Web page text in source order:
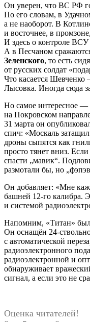
Он уверен, что ВС РФ
По его словам, в
а не наоборот. В
и восточнее, в
И здесь о контроле
А в Песчаном
Зеленского, то есть
от русских солдат
Что касается Шевченко
Лысовка. Иногда сюда
Но самое интересное
на Покровском
31 марта он
спич: «Москаль
дроны сыпятся как
просто тянет вниз. Если
спасти „мавик“.
размотали бы, но
Он добавляет: «Мне
башней 12-го калибра.
и системой
Напомним, «Титан» был
Он оснащён 24-
с автоматической
радиоэлектронного
радиоэлектронной и
обнаруживает
сигнал, а если это не
Оценка читателей!